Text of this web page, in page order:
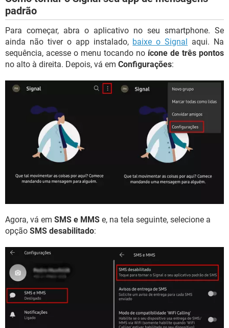
padrão
Para começar, abra o aplicativo no seu smartphone. Se
ainda não tiver o app instalado, baixe o Signal aqui. Na
sequência, acesse o menu tocando no ícone de três pontos
no alto à direita. Depois, vá em Configurações:
Agora, vá em SMS e MMS e, na tela seguinte, selecione a
opção SMS desabilitado: